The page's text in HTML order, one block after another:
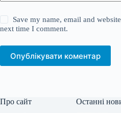
Save my name, email and
next time I comment.
Опублікувати коментар
Про сайт Останні